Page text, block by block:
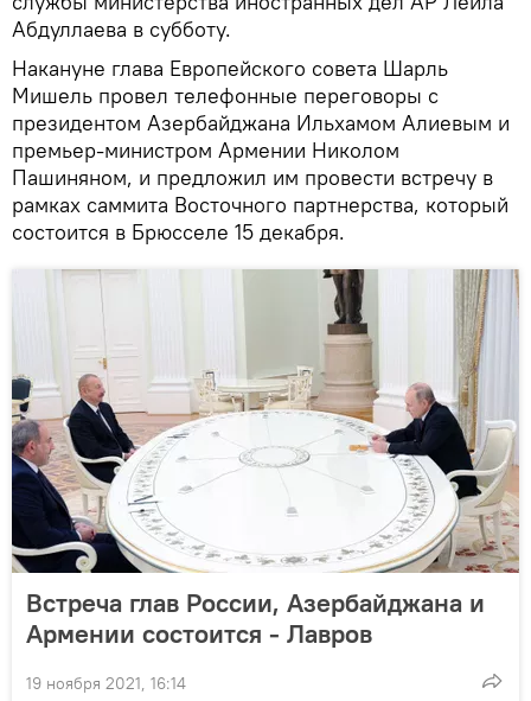
Абдуллаева в субботу.
Накануне глава Европейского совета Шарль
Мишель провел телефонные переговоры с
президентом Азербайджана Ильхамом Алиевым и
премьер-министром Армении Николом
Пашиняном, и предложил им провести встречу в
рамках саммита Восточного партнерства, который
состоится в Брюсселе 15 декабря.
Встреча глав России, Азербайджана и
Армении состоится - Лавров
19 ноября 2021, 16:14